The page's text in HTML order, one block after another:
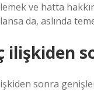
ve hatta
da, aslında
ilişkiden
sonra